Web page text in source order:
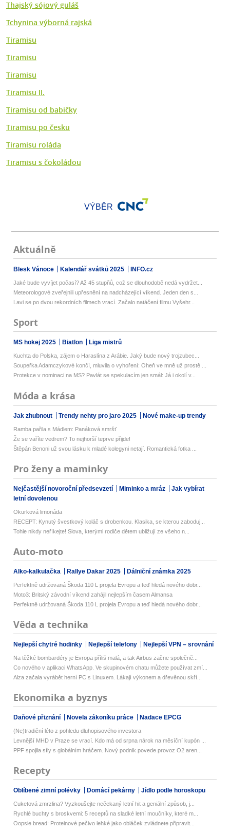
Thajský sójový guláš
Tchynina výborná rajská
Tiramisu
Tiramisu
Tiramisu
Tiramisu II.
Tiramisu od babičky
Tiramisu po česku
Tiramisu roláda
Tiramisu s čokoládou
VÝBĚR
Aktuálně
Blesk Vánoce Kalendář svátků 2025 INFO.cz
Jaké bude vyvíjet počasí? Až 45 stupňů, což se dlouhodobě nedá vydržet...
Meteorologové zveřejnili upřesnění na nadcházející víkend. Jeden den s...
Lavi se po dvou rekordních filmech vrací. Začalo natáčení filmu Vyšehr...
Sport
MS hokej 2025 Biatlon Liga mistrů
Kuchta do Polska, zájem o Haraslína z Arábie. Jaký bude nový trojzubec...
Soupeřka Adamczykové končí, mluvila o vyhoření: Oheň ve mně už prostě ...
Protekce v nominaci na MS? Pavlát se spekulacím jen smál: Já i okolí v...
Móda a krása
Jak zhubnout Trendy nehty pro jaro 2025 Nové make-up trendy
Ramba pařila s Mádlem: Panáková smršť
Že se vaříte vedrem? To nejhorší teprve přijde!
Štěpán Benoni už svou lásku k mladé kolegyni netají. Romantická fotka ...
Pro ženy a maminky
Nejčastější novoroční předsevzetí Miminko a mráz
Jak vybírat
letní dovolenou
Okurková limonáda
RECEPT: Kynutý švestkový koláč s drobenkou. Klasika, se kterou zaboduj...
Tohle nikdy neříkejte! Slova, kterými rodiče dětem ubližují ze všeho n...
Auto-moto
Alko-kalkulačka Rallye Dakar 2025 Dálniční známka 2025
Perfektně udržovaná Škoda 110 L projela Evropu a teď hledá nového dobr...
Moto3: Britský závodní víkend zahájil nejlepším časem Almansa
Perfektně udržovaná Škoda 110 L projela Evropu a teď hledá nového dobr...
Věda a technika
Nejlepší chytré hodinky Nejlepší telefony Nejlepší VPN – srovnání
Na těžké bombardéry je Evropa příliš malá, a tak Airbus začne společně...
Co nového v aplikaci WhatsApp. Ve skupinovém chatu můžete používat zmí...
Alza začala vyrábět herní PC s Linuxem. Lákají výkonem a dřevěnou skří...
Ekonomika a byznys
Daňové přiznání Novela zákoníku práce Nadace EPCG
(Ne)tradiční léto z pohledu dluhopisového investora
Levnější MHD v Praze se vrací. Kdo má od srpna nárok na měsíční kupón ...
PPF spojila síly s globálním hráčem. Nový podnik povede provoz O2 aren...
Recepty
Oblíbené zimní polévky Domácí pekárny Jídlo podle horoskopu
Cuketová zmrzlina? Vyzkoušejte nečekaný letní hit a geniální způsob, j...
Rychlé buchty s broskvemi: 5 receptů na sladké letní moučníky, které m...
Oopsie bread: Proteinové pečivo lehké jako obláček zvládnete připravit...